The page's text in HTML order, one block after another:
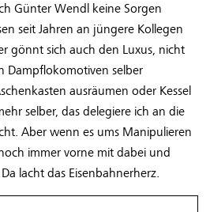
Günter Wendl keine Sorgen
seit Jahren an jüngere Kollegen
gönnt sich auch den Luxus, nicht
Dampflokomotiven selber
ausräumen oder Kessel
selber, das delegiere ich an die
Aber wenn es ums Manipulieren
immer vorne mit dabei und
lacht das Eisenbahnerherz.